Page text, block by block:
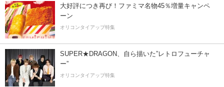
大好評につき再び！ファミマ名物45％増量キャンペ
ーン
オリコンタイアップ特集
SUPER★DRAGON、自ら描いた”レトロフューチャ
ー”
オリコンタイアップ特集